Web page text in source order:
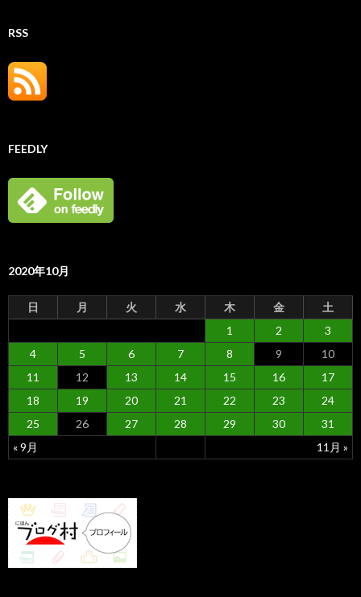
RSS
FEEDLY
2020年10月
日 月 火 水 木 金 土
« 9月 11月 »
1 2
3
4
5 6 7 8 9
10
11
12 13 14 15 16
17
18
19 20 21 22 23
24
25
26 27 28 29 30 31